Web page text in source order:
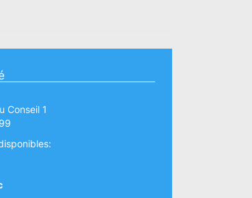
Conseil 1